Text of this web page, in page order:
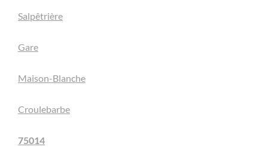
Salpêtrière
Gare
Maison-Blanche
Croulebarbe
75014